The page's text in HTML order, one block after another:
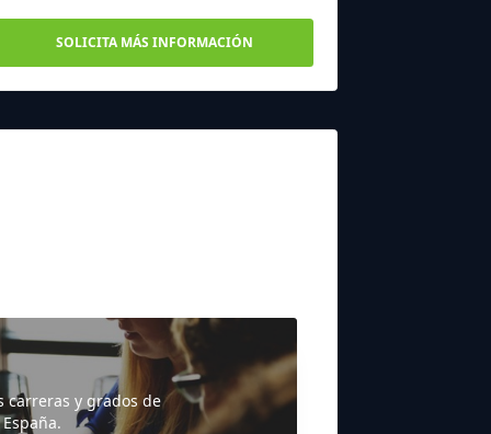
SOLICITA MÁS INFORMACIÓN
carreras y grados de